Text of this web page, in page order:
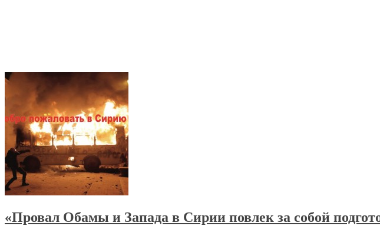
«Провал Обамы и Запада в Сирии повлек за собой